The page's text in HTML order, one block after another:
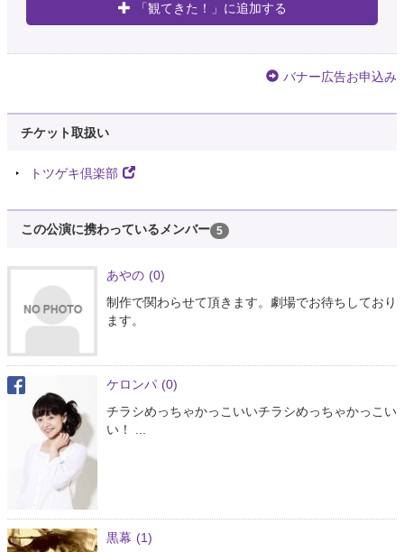
「観てきた！」に追加する
バナー広告お申込み
チケット取扱い
トツゲキ倶楽部
この公演に携わっているメンバー 5
あやの (0)
制作で関わらせて頂きます。劇場でお待ちしており
ます。
ケロンパ (0)
チラシめっちゃかっこいいチラシめっちゃかっこい
い！ ...
黒幕 (1)